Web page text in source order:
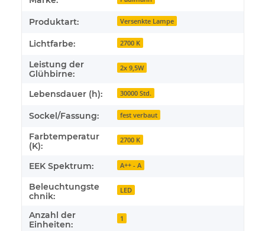
Produktart: Versenkte Lampe
Lichtfarbe: 2700 K
Leistung der
Glühbirne:
2x 9,5W
Lebensdauer (h): 30000 Std.
Sockel/Fassung: fest verbaut
Farbtemperatur
(K):
2700 K
EEK Spektrum: A++ - A
Beleuchtungste
chnik:
LED
Anzahl der
Einheiten:
1